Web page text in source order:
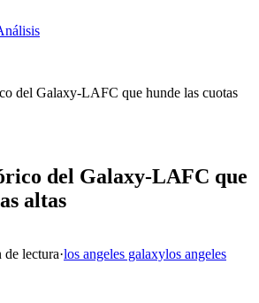
del Galaxy-LAFC que hunde las cuotas
del Galaxy-LAFC que
altas
de lectura·los angeles galaxylos angeles